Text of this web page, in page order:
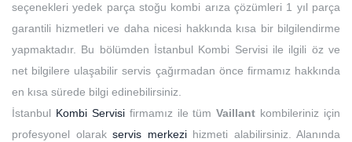
seçenekleri yedek parça stoğu kombi arıza çözümleri 1 yıl parça
garantili hizmetleri ve daha nicesi hakkında kısa bir bilgilendirme
yapmaktadır. Bu bölümden İstanbul Kombi Servisi ile ilgili öz ve
net bilgilere ulaşabilir servis çağırmadan önce firmamız hakkında
en kısa sürede bilgi edinebilirsiniz.
İstanbul Kombi Servisi firmamız ile tümVaillant kombileriniz için
profesyonel olarak servis merkezihizmeti alabilirsiniz. Alanında